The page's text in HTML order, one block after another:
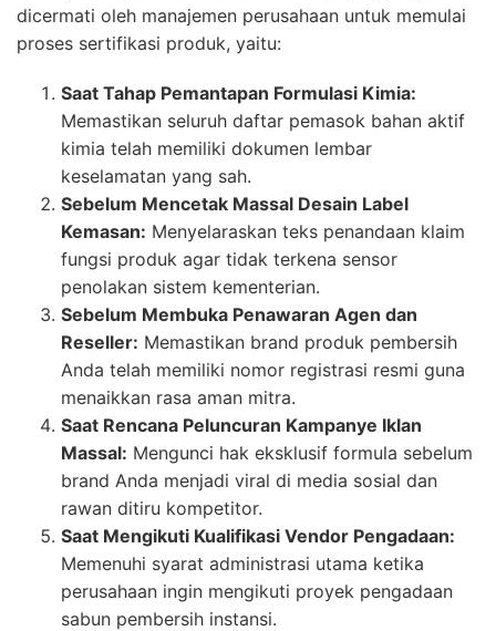
dicermati oleh manajemen perusahaan untuk memulai
proses sertifikasi produk, yaitu:
Saat Tahap Pemantapan Formulasi Kimia:
Memastikan seluruh daftar pemasok bahan aktif
kimia telah memiliki dokumen lembar
keselamatan yang sah.
Sebelum Mencetak Massal Desain Label
Kemasan: Menyelaraskan teks penandaan klaim
fungsi produk agar tidak terkena sensor
penolakan sistem kementerian.
Sebelum Membuka Penawaran Agen dan
Reseller: Memastikan brand produk pembersih
Anda telah memiliki nomor registrasi resmi guna
menaikkan rasa aman mitra.
Saat Rencana Peluncuran Kampanye Iklan
Massal: Mengunci hak eksklusif formula sebelum
brand Anda menjadi viral di media sosial dan
rawan ditiru kompetitor.
Saat Mengikuti Kualifikasi Vendor Pengadaan:
Memenuhi syarat administrasi utama ketika
perusahaan ingin mengikuti proyek pengadaan
sabun pembersih instansi.